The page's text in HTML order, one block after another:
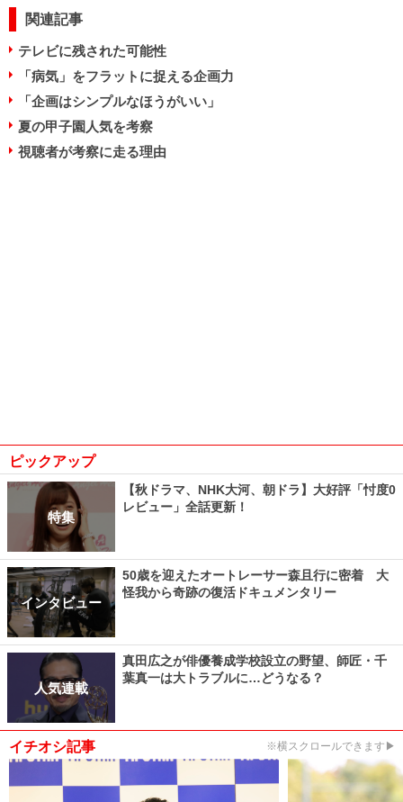
関連記事
テレビに残された可能性
「病気」をフラットに捉える企画力
「企画はシンプルなほうがいい」
夏の甲子園人気を考察
視聴者が考察に走る理由
ピックアップ
特集
【秋ドラマ、NHK大河、朝ドラ】大好評「忖度0
レビュー」全話更新！
インタビュー
50歳を迎えたオートレーサー森且行に密着 大
怪我から奇跡の復活ドキュメンタリー
人気連載
真田広之が俳優養成学校設立の野望、師匠・千
葉真一は大トラブルに…どうなる？
イチオシ記事 ※横スクロールできます▶